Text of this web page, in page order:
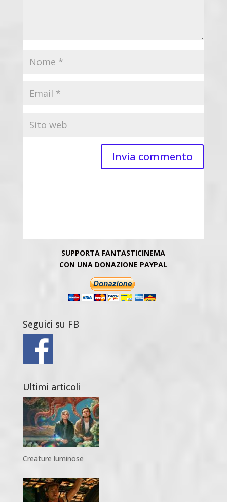
SUPPORTA FANTASTICINEMA
CON UNA DONAZIONE PAYPAL
Seguici su FB
Ultimi articoli
Creature luminose